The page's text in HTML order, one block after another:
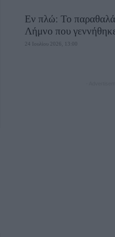
Εν πλώ: Το
Λήμνο που
24 Ιουλίου 2026, 13:00